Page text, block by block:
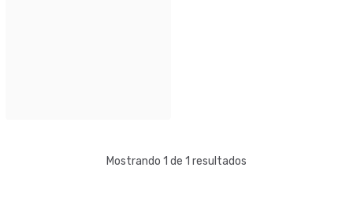
Mostrando 1 de 1 resultados